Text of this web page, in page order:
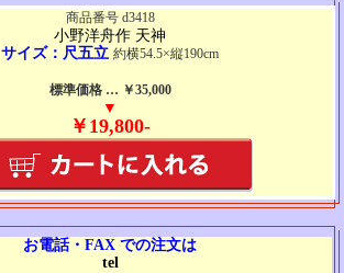
商品番号 d3418
小野洋舟作 天神
サイズ：尺五立 約横54.5×縦190cm
標準価格 … ￥35,000
▼
￥19,800-
お電話・FAX での注文は
tel